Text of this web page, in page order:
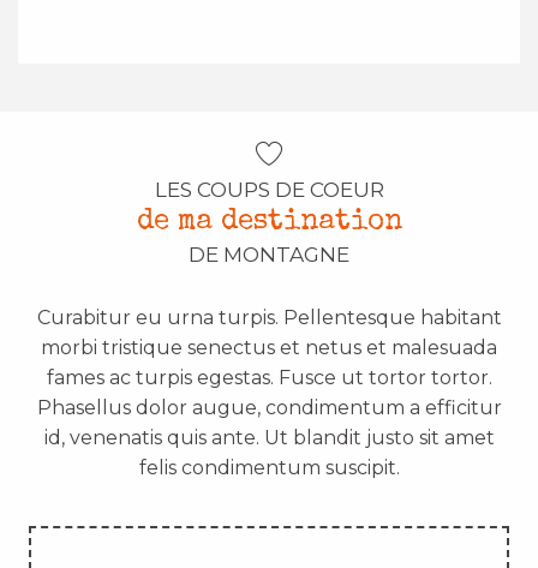
LES COUPS DE COEUR
de ma destination
DE MONTAGNE
Curabitur eu urna turpis. Pellentesque habitant
morbi tristique senectus et netus et malesuada
fames ac turpis egestas. Fusce ut tortor tortor.
Phasellus dolor augue, condimentum a efficitur
id, venenatis quis ante. Ut blandit justo sit amet
felis condimentum suscipit.